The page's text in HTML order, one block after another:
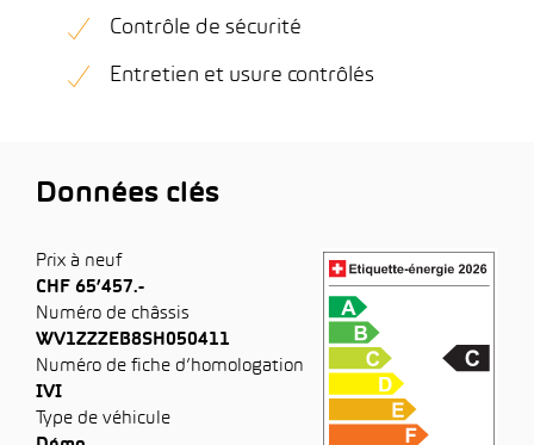
Contrôle de sécurité
Entretien et usure contrôlés
Données clés
Prix à neuf
CHF 65’457.-
Numéro de châssis
WV1ZZZEB8SH050411
Numéro de fiche d’homologation
IVI
Type de véhicule